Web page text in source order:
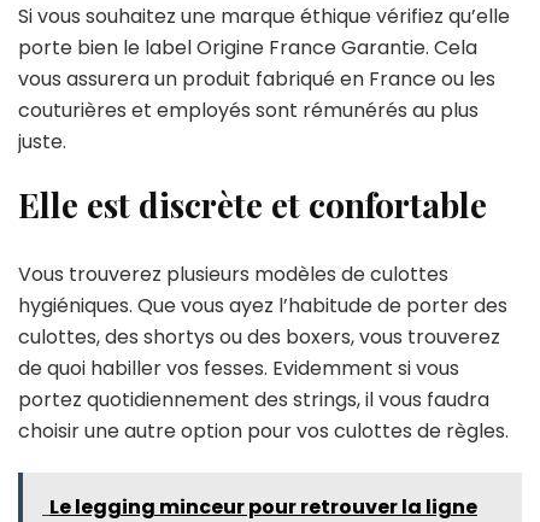
Si vous souhaitez une marque éthique vérifiez qu’elle
porte bien le label Origine France Garantie. Cela
vous assurera un produit fabriqué en France ou les
couturières et employés sont rémunérés au plus
juste.
Elle est discrète et confortable
Vous trouverez plusieurs modèles de culottes
hygiéniques. Que vous ayez l’habitude de porter des
culottes, des shortys ou des boxers, vous trouverez
de quoi habiller vos fesses. Evidemment si vous
portez quotidiennement des strings, il vous faudra
choisir une autre option pour vos culottes de règles.
Le legging minceur pour retrouver la ligne